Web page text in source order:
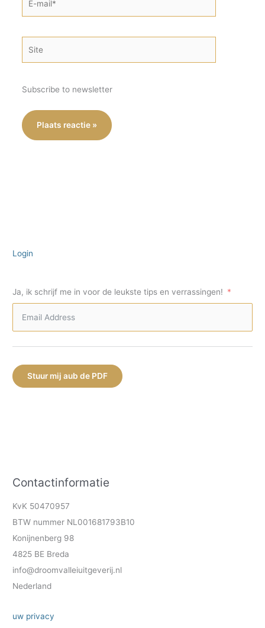
mail*
Subscribe to newsletter
Login
Ja, ik schrijf me in voor de leukste tips en verrassingen!
Stuur mij aub de PDF
Contactinformatie
KvK 50470957
BTW nummer NL001681793B10
Konijnenberg 98
4825 BE Breda
info@droomvalleiuitgeverij.nl
Nederland
uw privacy